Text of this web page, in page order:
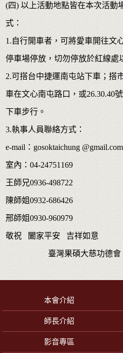
(四) 以上活動地點皆在本次活動
式：
1.自行開車者，可將愛車開往文
停車場停放，切勿停放於紅線處
2.可搭台中捷運南屯站下車；搭
車在文心南屯路口，或26.30.40
下車步行。
3.執事人員聯絡方式：
e-mail：gosoktaichung @gmail.com
室內：04-24751169
王師兄0936-498722
陳師姐0932-686426
邢師姐0930-960979
敬祝 闔家平安 吉祥如意
臺灣果碩大慈功德會
本會介紹
師長介紹
影音專區